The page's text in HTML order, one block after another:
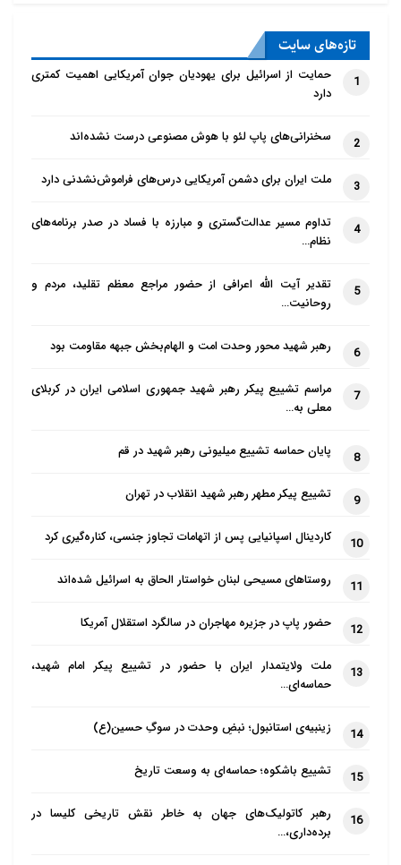
تازه‌‌های سایت
1
حمایت از اسرائیل برای یهودیان جوان آمریکایی اهمیت کمتری
دارد
2 سخنرانی‌های پاپ لئو با هوش مصنوعی درست نشده‌اند
3 ملت ایران برای دشمن آمریکایی درس‌های فراموش‌نشدنی دارد
4
تداوم مسیر عدالت‌گستری و مبارزه با فساد در صدر برنامه‌های
نظام…
5
تقدیر آیت الله اعرافی از حضور مراجع معظم تقلید، مردم و
روحانیت…
6 رهبر شهید محور وحدت امت و الهام‌بخش جبهه مقاومت بود
7
مراسم تشییع پیکر رهبر شهید جمهوری اسلامی ایران در کربلای
معلی به…
8 پایان حماسه تشییع میلیونی رهبر شهید در قم
9 تشییع پیکر مطهر رهبر شهید انقلاب در تهران
10 کاردینال اسپانیایی پس از اتهامات تجاوز جنسی، کناره‌گیری کرد
11 روستاهای مسیحی لبنان خواستار الحاق به اسرائیل شده‌اند
12 حضور پاپ در جزیره مهاجران در سالگرد استقلال آمریکا
13
ملت ولایتمدار ایران با حضور در تشییع پیکر امام شهید،
حماسه‌ای…
14 زینبیه‌ی استانبول؛ نبضِ وحدت در سوگِ حسین(ع)
15 تشییع باشکوه؛ حماسه‌ای به وسعت تاریخ
16
رهبر کاتولیک‌های جهان به خاطر نقش تاریخی کلیسا در
برده‌داری،…